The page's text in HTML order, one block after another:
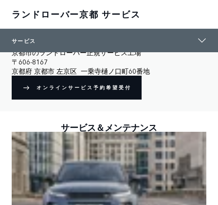
ランドローバー京都 サービス
サービス
ランドローバー京都 サービス
京都市のランドローバー正規サービス工場
〒606-8167
京都府 京都市 左京区  一乗寺樋ノ口町60番地
オンラインサービス予約希望受付
サービス＆メンテナンス